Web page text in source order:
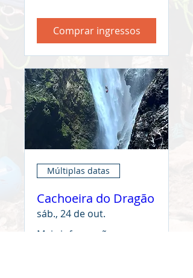
Comprar ingressos
Múltiplas datas
Cachoeira do Dragão
sáb., 24 de out.
Mais informações